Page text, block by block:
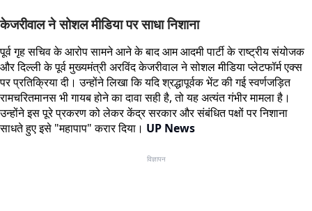
केजरीवाल ने सोशल मीडिया पर साधा निशाना
पूर्व गृह सचिव के आरोप सामने आने के बाद आम आदमी पार्टी के राष्ट्रीय संयोजक
और दिल्ली के पूर्व मुख्यमंत्री अरविंद केजरीवाल ने सोशल मीडिया प्लेटफॉर्म एक्स
पर प्रतिक्रिया दी। उन्होंने लिखा कि यदि श्रद्धापूर्वक भेंट की गई स्वर्णजड़ित
रामचरितमानस भी गायब होने का दावा सही है, तो यह अत्यंत गंभीर मामला है।
उन्होंने इस पूरे प्रकरण को लेकर केंद्र सरकार और संबंधित पक्षों पर निशाना
साधते हुए इसे "महापाप" करार दिया। UP News
विज्ञापन